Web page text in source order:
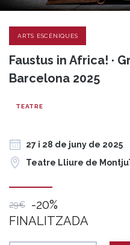
ARTS ESCÈNIQUES
Faustus in Africa! ·
Barcelona 2025
TEATRE
27 i 28 de juny de 2025
Teatre Lliure de
29€
-20%
FINALITZADA